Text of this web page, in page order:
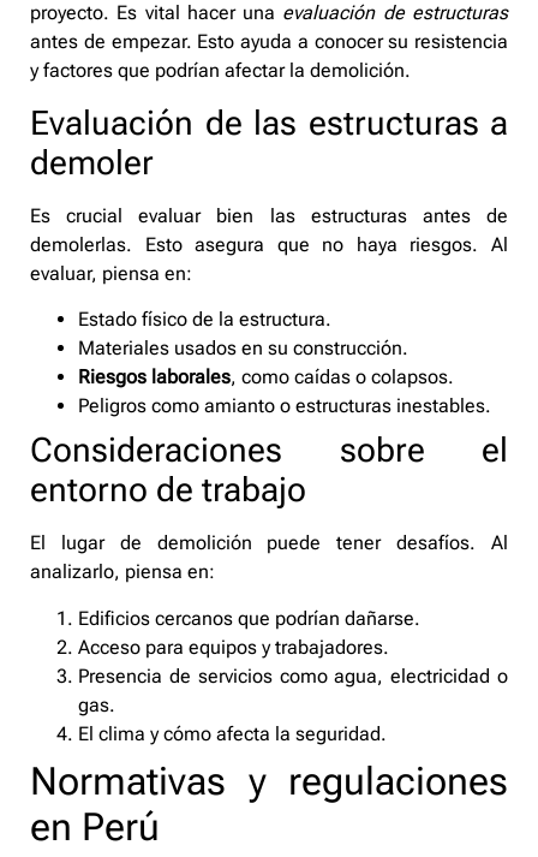
proyecto. Es vital hacer una evaluación de estructuras
antes de empezar. Esto ayuda a conocer su resistencia
y factores que podrían afectar la demolición.
Evaluación de las estructuras a
demoler
Es crucial evaluar bien las estructuras antes de
demolerlas. Esto asegura que no haya riesgos. Al
evaluar, piensa en:
Estado físico de la estructura.
Materiales usados en su construcción.
Riesgos laborales, como caídas o colapsos.
Peligros como amianto o estructuras inestables.
Consideraciones sobre el
entorno de trabajo
El lugar de demolición puede tener desafíos. Al
analizarlo, piensa en:
Edificios cercanos que podrían dañarse.
Acceso para equipos y trabajadores.
Presencia de servicios como agua, electricidad o
gas.
El clima y cómo afecta la seguridad.
Normativas y regulaciones
en Perú